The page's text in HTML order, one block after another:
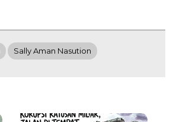
Sally Aman Nasution